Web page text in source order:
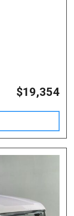
$19,354